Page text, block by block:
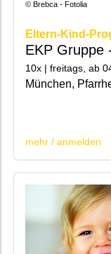
© Brebca - Fotolia
Eltern-Kind-
EKP Gruppe
10x | freitags, ab
München,
mehr / anmelden